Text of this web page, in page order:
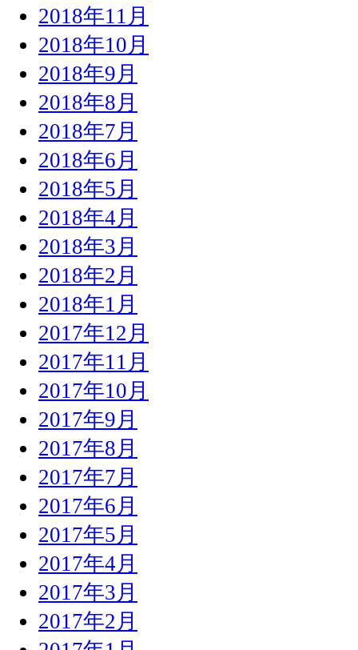
2018年11月
2018年10月
2018年9月
2018年8月
2018年7月
2018年6月
2018年5月
2018年4月
2018年3月
2018年2月
2018年1月
2017年12月
2017年11月
2017年10月
2017年9月
2017年8月
2017年7月
2017年6月
2017年5月
2017年4月
2017年3月
2017年2月